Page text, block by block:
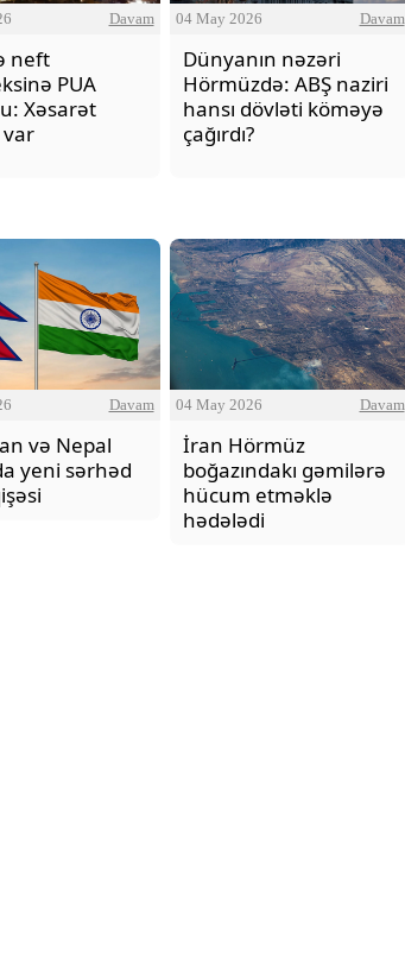
Davam
neft
PUA
Xəsarət
04 May 2026 Davam
Dünyanın nəzəri
Hörmüzdə: ABŞ naziri
hansı dövləti köməyə
çağırdı?
Davam
və Nepal
yeni sərhəd
04 May 2026 Davam
İran Hörmüz
boğazındakı gəmilərə
hücum etməklə
hədələdi
O Gözlərində - Zəka Vilayətoğlu